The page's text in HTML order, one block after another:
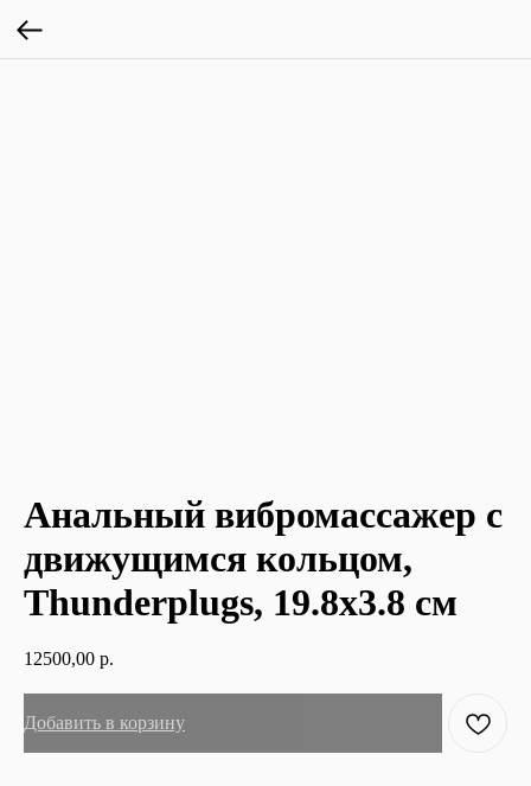
Анальный вибромассажер с
движущимся кольцом,
Thunderplugs, 19.8х3.8 см
12500,00 р.
Добавить в корзину